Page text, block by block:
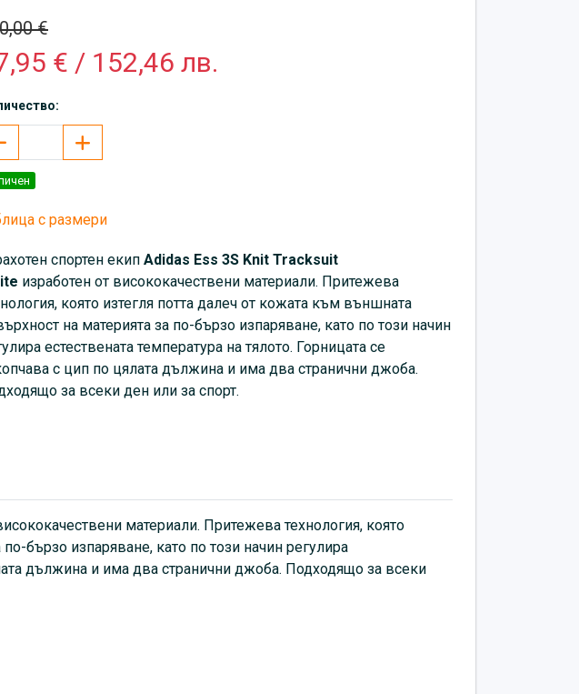
€
€ / 152,46 лв.
с размери
спортен екип Adidas Ess 3S Knit Tracksuit
изработен от висококачествени материали. Притежева
която изтегля потта далеч от кожата към външната
на материята за по-бързо изпаряване, като по този начин
естествената температура на тялото. Горницата се
с цип по цялата дължина и има два странични джоба.
за всеки ден или за спорт.
материали. Притежева технология, която
бързо изпаряване, като по този начин регулира
дължина и има два странични джоба. Подходящо за всеки